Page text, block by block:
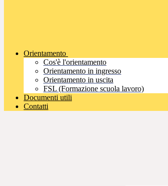
Orientamento
Cos'è l'orientamento
Orientamento in ingresso
Orientamento in uscita
FSL (Formazione scuola lavoro)
Documenti utili
Contatti